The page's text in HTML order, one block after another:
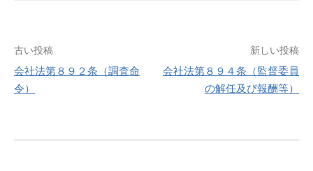
投
稿
古い投稿
会社法第８９２条（調査命
令）
新しい投稿
会社法第８９４条（監督委員
の解任及び報酬等）